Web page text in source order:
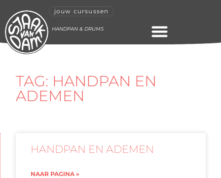
jouw cursussen
HANDPAN & DRUMS
TAG: HANDPAN EN
ADEMEN
HANDPAN EN ADEMEN
NAAR PAGINA »